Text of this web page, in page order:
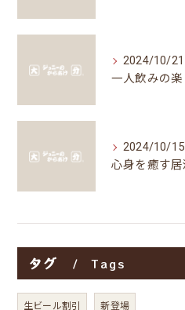
2024/10/21
2024/10/15
タグ Tags
生ビール割引 新登場